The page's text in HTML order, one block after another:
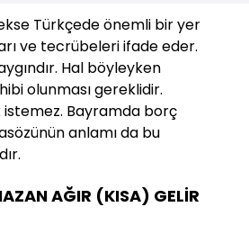
Türkçede önemli bir yer
ve tecrübeleri ifade eder.
Hal böyleyken
olunması gereklidir.
istemez. Bayramda borç
anlamı da bu
AĞIR (KISA) GELİR